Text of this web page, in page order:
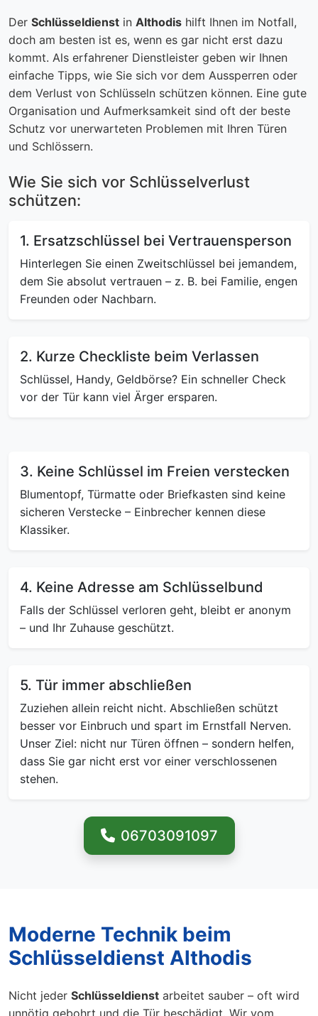
Der Schlüsseldienst in Althodis hilft Ihnen im Notfall,
doch am besten ist es, wenn es gar nicht erst dazu
kommt. Als erfahrener Dienstleister geben wir Ihnen
einfache Tipps, wie Sie sich vor dem Aussperren oder
dem Verlust von Schlüsseln schützen können. Eine gute
Organisation und Aufmerksamkeit sind oft der beste
Schutz vor unerwarteten Problemen mit Ihren Türen
und Schlössern.
Wie Sie sich vor Schlüsselverlust
schützen:
1. Ersatzschlüssel bei Vertrauensperson
Hinterlegen Sie einen Zweitschlüssel bei jemandem,
dem Sie absolut vertrauen – z. B. bei Familie, engen
Freunden oder Nachbarn.
2. Kurze Checkliste beim Verlassen
Schlüssel, Handy, Geldbörse? Ein schneller Check
vor der Tür kann viel Ärger ersparen.
3. Keine Schlüssel im Freien verstecken
Blumentopf, Türmatte oder Briefkasten sind keine
sicheren Verstecke – Einbrecher kennen diese
Klassiker.
4. Keine Adresse am Schlüsselbund
Falls der Schlüssel verloren geht, bleibt er anonym
– und Ihr Zuhause geschützt.
5. Tür immer abschließen
Zuziehen allein reicht nicht. Abschließen schützt
besser vor Einbruch und spart im Ernstfall Nerven.
Unser Ziel: nicht nur Türen öffnen – sondern helfen,
dass Sie gar nicht erst vor einer verschlossenen
stehen.
06703091097
Moderne Technik beim
Schlüsseldienst Althodis
Nicht jeder Schlüsseldienst arbeitet sauber – oft wird
unnötig gebohrt und die Tür beschädigt. Wir vom